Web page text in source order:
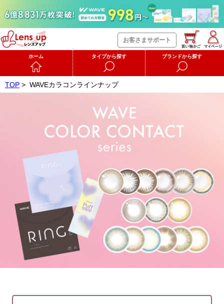
お客さまサポート
ホーム タイプから探す ブランドから探す
TOP > WAVEカラコンラインナップ